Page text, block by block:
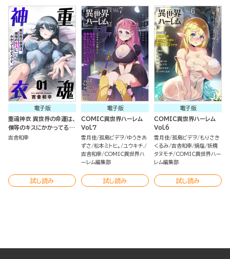
電子版
重魂神衣 異世界の命運は、
僕等のキスにかかってるよ
うです。（分冊版）
吉舎和幸
試し読み
電子版
COMIC異世界ハーレム
Vol.7
雪月佳 孤島ビデヲ
ゆうきあ
ずさ 松本ミトヒ。
ユウキチ.
吉舎和幸 COMIC異世界ハ
ーレム編集部
試し読み
電子版
COMIC異世界ハーレム
Vol.6
雪月佳 孤島ビデヲ
もりさき
くるみ 吉舎和幸 焼塩 妖精
タヌモチ COMIC異世界ハー
レム編集部
試し読み